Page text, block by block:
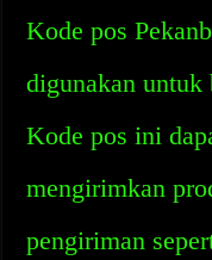
Kode pos
digunakan untuk
Kode pos ini
mengirimkan
pengiriman